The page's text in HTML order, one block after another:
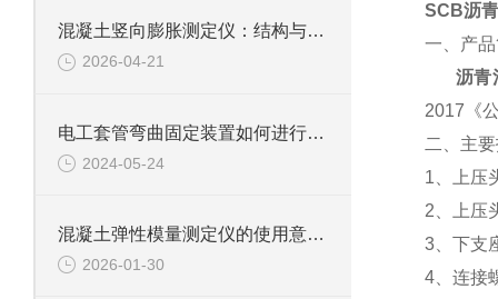
混凝土竖向膨胀测定仪：结构与使用要求探秘
2026-04-21
电工套管弯曲固定装置如何进行角度调节？
2024-05-24
混凝土弹性模量测定仪的使用意义及工程价值
2026-01-30
SCB沥
一、 产
沥青
2017《
二、主
1、
上
2、上压
3、下支
4、连接